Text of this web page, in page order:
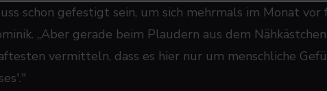
schon gefestigt sein, um sich mehrmals im Monat
„Aber gerade beim Plaudern aus dem
vermitteln, dass es hier nur um menschliche